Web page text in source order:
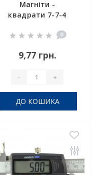
Магніти -
квадрати 7-7-4
0
9,77 грн.
- +
ДО КОШИКА